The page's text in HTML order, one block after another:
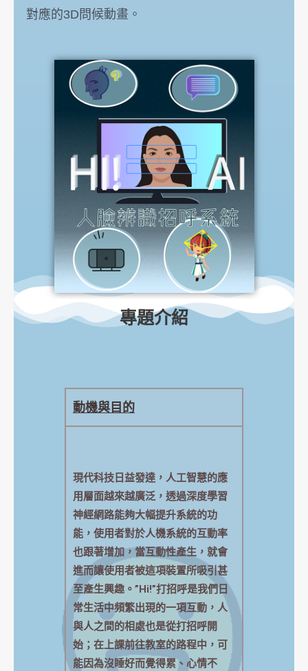
對應的3D問候動畫。
專題介紹
動機與目的
現代科技日益發達，人工智慧的應
用層面越來越廣泛，透過深度學習
神經網路能夠大幅提升系統的功
能，使用者對於人機系統的互動率
也跟著增加，當互動性產生，就會
進而讓使用者被這項裝置所吸引甚
至產生興趣。”Hi!”打招呼是我們日
常生活中頻繁出現的一項互動，人
與人之間的相處也是從打招呼開
始；在上課前往教室的路程中，可
能因為沒睡好而覺得累、心情不